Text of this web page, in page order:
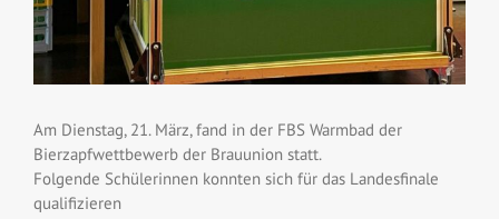
Am Dienstag, 21. März, fand in der FBS Warmbad der
Bierzapfwettbewerb der Brauunion statt.
Folgende Schülerinnen konnten sich für das Landesfinale
qualifizieren